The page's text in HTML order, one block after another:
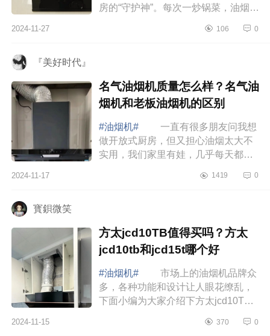
房的“守护神”。每次一炒锅菜，油烟就
味道，令人喘不过气来。更糟糕的
2024-11-27 106 0
『美好时代』
名气油烟机质量怎么样？名气油
烟机和老板油烟机的区别
#油烟机#
一直有很多朋友问我想
做开放式厨房，但又担心油烟太大不
实用，我们家里有娃，几乎每天都在
净，主要原因就是选择了吸力强大的
2024-11-17 1419 0
寳鋇微笑
方太jcd10TB值得买吗？方太
jcd10tb和jcd15t哪个好
#油烟机#
市场上的油烟机品牌众
多，各种功能和设计让人眼花缭乱，
下面小编为大家介绍下方太jcd10TB
好 方太jcd10TB值得买吗 这
2024-11-15 370 0